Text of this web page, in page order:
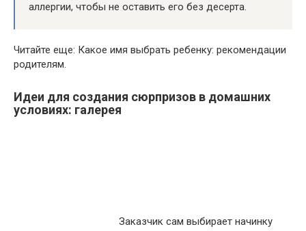
аллергии, чтобы не оставить его без десерта.
Читайте еще: Какое имя выбрать ребенку: рекомендации
родителям.
Идеи для создания сюрпризов в домашних
условиях: галерея
Заказчик сам выбирает начинку